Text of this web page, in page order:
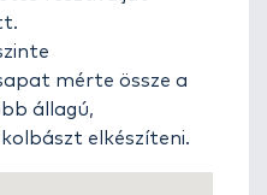
mérte össze a
állagú,
elkészíteni.